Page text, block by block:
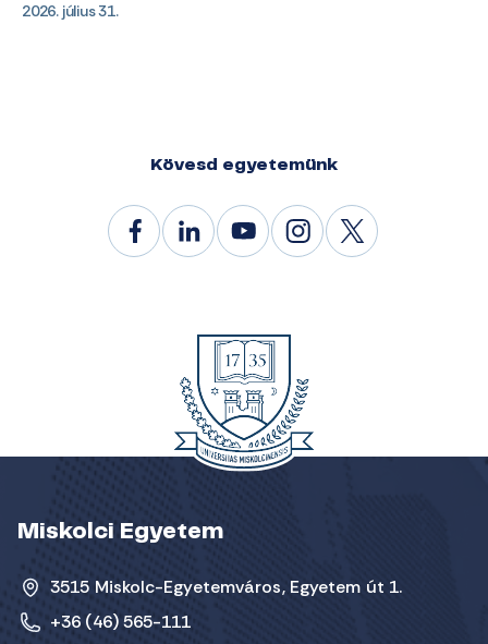
2026. július 31.
Kövesd egyetemünk
Miskolci Egyetem
3515 Miskolc-Egyetemváros, Egyetem út 1.
+36 (46) 565-111